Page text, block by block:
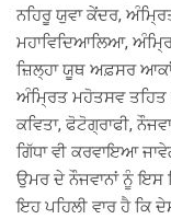
ਨਹਿਰੂ ਯੁਵਾ ਕੇਂਦਰ,
ਮਹਾਵਿਦਿਆਲਿਆ,
ਜ਼ਿਲ੍ਹਾ ਯੂਥ ਅਫ਼ਸਰ
ਅੰਮ੍ਰਿਤ ਮਹੋਤਸਵ ਤਹਿਤ
ਕਵਿਤਾ, ਫੋਟੋਗ੍ਰਾਫੀ,
ਗਿੱਧਾ ਵੀ ਕਰਵਾਇਆ
ਉਮਰ ਦੇ ਨੌਜਵਾਨਾਂ ਨੂੰ ਇਸ
ਇਹ ਪਹਿਲੀ ਵਾਰ ਹੈ ਕਿ